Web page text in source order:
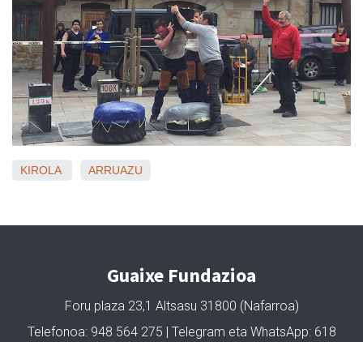
KIROLA ARRUAZU
Guaixe Fundazioa
Foru plaza 23,1 Altsasu 31800 (Nafarroa)
Telefonoa: 948 564 275 | Telegram eta WhatsApp: 618